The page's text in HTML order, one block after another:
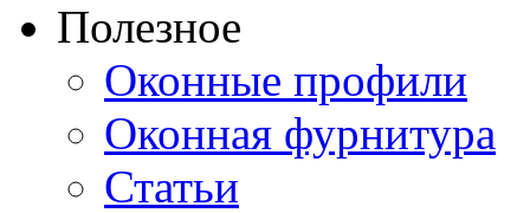
Полезное
Оконные профили
Оконная фурнитура
Статьи